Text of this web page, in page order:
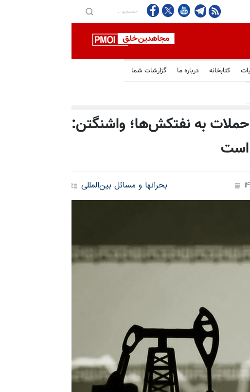
کتابخانه درباره ما گزارشات شما
به نفتکش‌ها؛ واشنگتن:
است
بحرانها و مسائل بین‌المللی